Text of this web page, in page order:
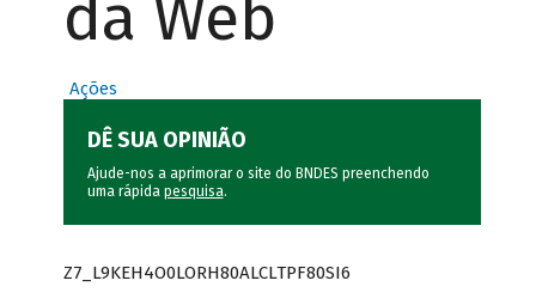
da Web
Ações
DÊ SUA OPINIÃO
Ajude-nos a aprimorar o site do BNDES preenchendo
uma rápida pesquisa.
Z7_L9KEH4O0LORH80ALCLTPF80SI6